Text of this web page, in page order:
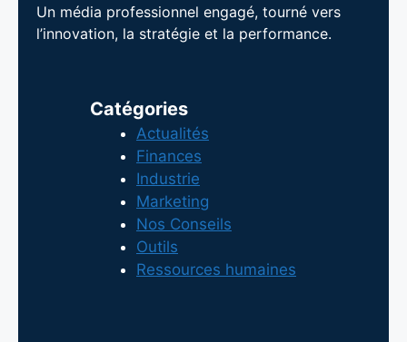
Un média professionnel engagé, tourné vers
l’innovation, la stratégie et la performance.
Catégories
Actualités
Finances
Industrie
Marketing
Nos Conseils
Outils
Ressources humaines